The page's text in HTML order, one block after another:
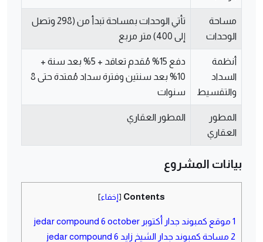
مساحة
الوحدات
تأتي الوحدات بمساحة تبدأ من (298 وتصل
إلى 400) متر مربع
أنظمة
السداد
والتقسيط
دفع 15% مُقدم تعاقد + 5% بعد سنة +
10% بعد سنتين وفترة سداد مُمتدة حتى 8
سنوات
المطور
العقاري
المطور العقاري
بيانات المشروع
Contents
[إخفاء]
1 موقع كمبوند جدار أكتوبر jedar compound 6 october
2
مساحة كمبوند جدار الشيخ زايد jedar compound 6